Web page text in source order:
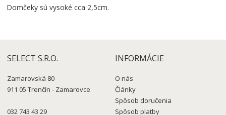
Domčeky sú vysoké cca 2,5cm.
SELECT S.R.O.
Zamarovská 80
911 05 Trenčín - Zamarovce
032 743 43 29
INFORMÁCIE
O nás
Články
Spôsob doručenia
Spôsob platby